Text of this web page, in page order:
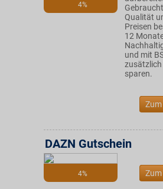
4%
Qualität
Preisen
12
und mit
sparen.
4%
DAZN Gutschein